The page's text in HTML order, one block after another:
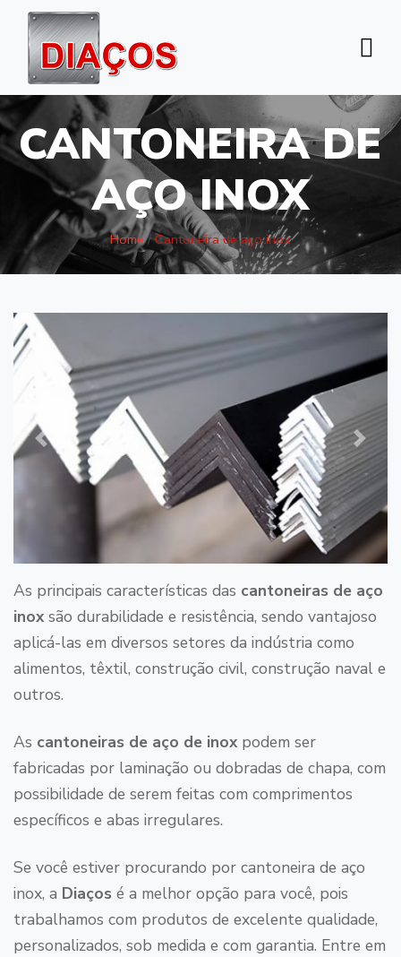
CANTONEIRA DE
AÇO INOX
Home/Cantoneira de aço inox
Previous Next
As principais características das cantoneiras de aço
inoxsão durabilidade e resistência, sendo vantajoso
aplicá-las em diversos setores da indústria como
alimentos, têxtil, construção civil, construção naval e
outros.
As cantoneiras de aço de inoxpodem ser
fabricadas por laminação ou dobradas de chapa, com
possibilidade de serem feitas com comprimentos
específicos e abas irregulares.
Se você estiver procurando por cantoneira de aço
inox, a Diaços é a melhor opção para você, pois
trabalhamos com produtos de excelente qualidade,
personalizados, sob medida e com garantia. Entre em